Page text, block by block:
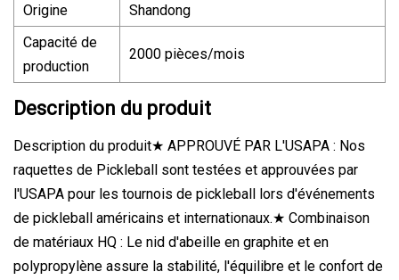
Origine
Shandong
Capacité de
production
2000 pièces/mois
Description du produit
Description du produit★ APPROUVÉ PAR L'USAPA : Nos
raquettes de Pickleball sont testées et approuvées par
l'USAPA pour les tournois de pickleball lors d'événements
de pickleball américains et internationaux.★ Combinaison
de matériaux HQ : Le nid d'abeille en graphite et en
polypropylène assure la stabilité, l'équilibre et le confort de